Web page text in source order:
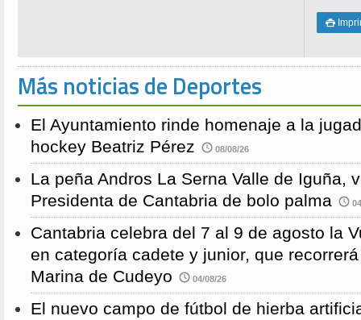

Más noticias de Deportes
El Ayuntamiento rinde homenaje a la
hockey Beatriz Pérez
08/08/26
La peña Andros La Serna Valle de Iguña,
Presidenta de Cantabria de bolo palma
Cantabria celebra del 7 al 9 de agosto la
en categoría cadete y junior, que
Marina de Cudeyo
04/08/26
El nuevo campo de fútbol de hierba